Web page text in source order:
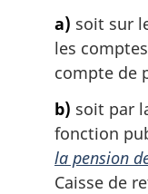
a) soit sur
les
compte de
b) soit par
fonction
la pension
Caisse de